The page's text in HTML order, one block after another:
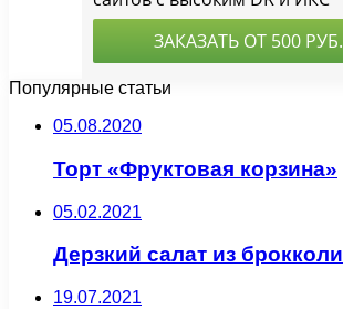
Популярные статьи
05.08.2020
Торт «Фруктовая корзина»
05.02.2021
Дерзкий салат из брокколи
19.07.2021